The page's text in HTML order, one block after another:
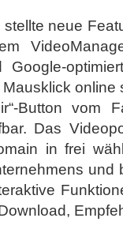
neue
Google-
online
Button vom
Das
in frei
und